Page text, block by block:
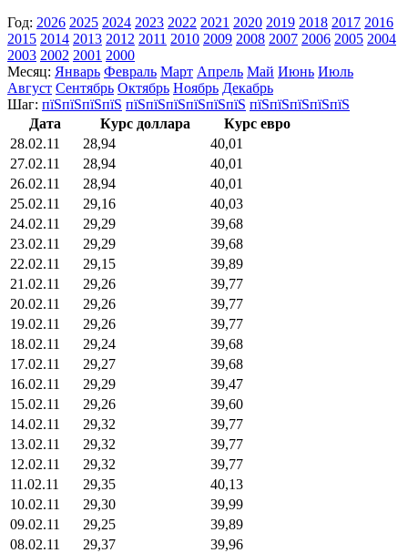
Год: 2026 2025 2024 2023 2022 2021 2020 2019 2018 2017 2016
2015 2014 2013 2012 2011 2010 2009 2008 2007 2006 2005 2004
2003 2002 2001 2000
Месяц: Январь Февраль Март Апрель Май Июнь Июль
Август Сентябрь Октябрь Ноябрь Декабрь
Шаг: пїЅпїЅпїЅпїЅ пїЅпїЅпїЅпїЅпїЅпїЅ пїЅпїЅпїЅпїЅпїЅ
Дата
Курс доллара
Курс евро
28.02.11
28,94
40,01
27.02.11
28,94
40,01
26.02.11
28,94
40,01
25.02.11
29,16
40,03
24.02.11
29,29
39,68
23.02.11
29,29
39,68
22.02.11
29,15
39,89
21.02.11
29,26
39,77
20.02.11
29,26
39,77
19.02.11
29,26
39,77
18.02.11
29,24
39,68
17.02.11
29,27
39,68
16.02.11
29,29
39,47
15.02.11
29,26
39,60
14.02.11
29,32
39,77
13.02.11
29,32
39,77
12.02.11
29,32
39,77
11.02.11
29,35
40,13
10.02.11
29,30
39,99
09.02.11
29,25
39,89
08.02.11
29,37
39,96